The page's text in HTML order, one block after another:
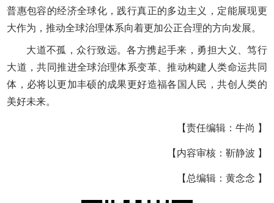
普惠包容的经济全球化，践行真正的多边主义，定能展现更
大作为，推动全球治理体系向着更加公正合理的方向发展。
大道不孤，众行致远。各方携起手来，勇担大义、笃行
大道，共同推进全球治理体系变革、推动构建人类命运共同
体，必将以更加丰硕的成果更好造福各国人民，共创人类的
美好未来。
【责任编辑：牛尚 】
【内容审核：靳静波 】
【总编辑：黄念念 】